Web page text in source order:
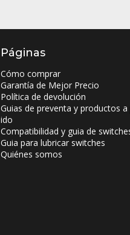
Páginas
Cómo comprar
Garantía de Mejor Precio
Política de devolución
Guias de preventa y productos a
ido
Compatibilidad y guia de
Guia para lubricar switches
Quiénes somos